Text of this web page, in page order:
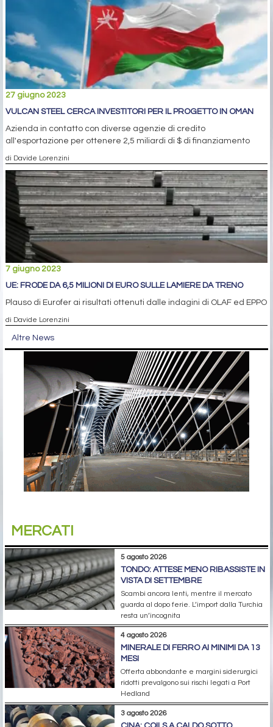
27 giugno 2023
VULCAN STEEL CERCA INVESTITORI PER IL PROGETTO IN OMAN
Azienda in contatto con diverse agenzie di credito
all'esportazione per ottenere 2,5 miliardi di $ di finanziamento
di Davide Lorenzini
7 giugno 2023
UE: FRODE DA 6,5 MILIONI DI EURO SULLE LAMIERE DA TRENO
Plauso di Eurofer ai risultati ottenuti dalle indagini di OLAF ed EPPO
di Davide Lorenzini
Altre News
MERCATI
5 agosto 2026
TONDO: ATTESE MENO RIBASSISTE IN
VISTA DI SETTEMBRE
Scambi ancora lenti, mentre il mercato
guarda al dopo ferie. L’import dalla Turchia
resta un’incognita
4 agosto 2026
MINERALE DI FERRO AI MINIMI DA 13
MESI
Offerta abbondante e margini siderurgici
ridotti prevalgono sui rischi legati a Port
Hedland
3 agosto 2026